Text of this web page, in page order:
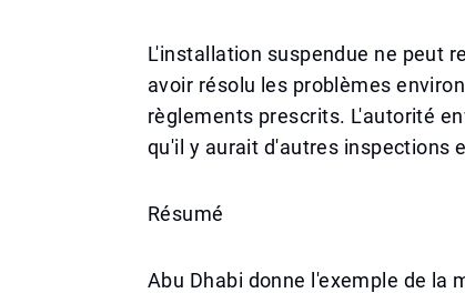
L'installation suspendue ne peut
avoir résolu les problèmes
règlements prescrits. L'autorité
qu'il y aurait d'autres inspections
Résumé
Abu Dhabi donne l'exemple de la